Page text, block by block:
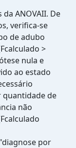
ANOVAII. De
verifica-se
de adubo
>
nula e
ao estado
quantidade de
não
por